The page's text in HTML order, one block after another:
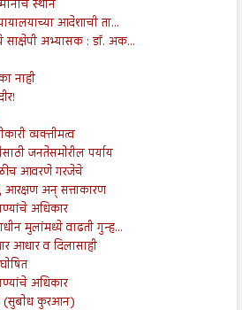
स्थान
आदेशाची ता...
साक्षेपी अभ्यासक : डॉ. अक...
नाही
व्यक्तीमत्व
जनतेसमोरील पर्याय
आवरणे गरजेचे
अन् सत्ताकारण
अधिकार
मुलांमध्ये वाढती गुन्ह...
आधार व दिलासाही
अधिकार
(सुबोध कुरआन)